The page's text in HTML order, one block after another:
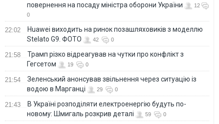
повернення на посаду міністра оборони України
12
0
22:02
Huawei виходить на ринок позашляховиків з моделлю
Stelato G9. ФОТО
42 0
21:58
Трамп різко відреагував на чутки про конфлікт з
Гегсетом
19 0
21:54
Зеленський анонсував звільнення через ситуацію із
водою в Марганці
29 0
21:43
В Україні розподіляти електроенергію будуть по-
новому: Шмигаль розкрив деталі
59 0